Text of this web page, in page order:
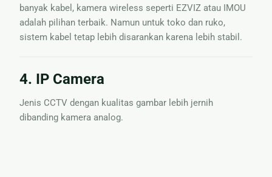
banyak kabel, kamera wireless seperti EZVIZ atau IMOU
adalah pilihan terbaik. Namun untuk toko dan ruko,
sistem kabel tetap lebih disarankan karena lebih stabil.
4. IP Camera
Jenis CCTV dengan kualitas gambar lebih jernih
dibanding kamera analog.